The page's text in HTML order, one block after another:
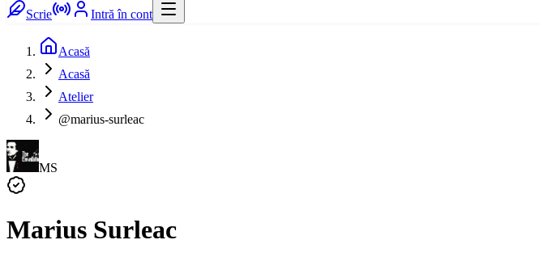
Scrie Intră în cont
Acasă
Acasă
Atelier
@marius-surleac
MS
Marius Surleac